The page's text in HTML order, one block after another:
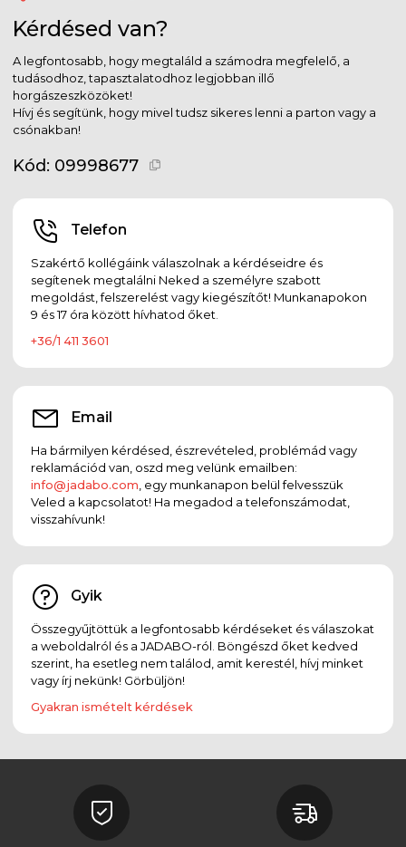
Kérdésed van?
A legfontosabb, hogy megtaláld a számodra megfelelő, a
tudásodhoz, tapasztalatodhoz legjobban illő
horgászeszközöket!
Hívj és segítünk, hogy mivel tudsz sikeres lenni a parton vagy a
csónakban!
Kód: 09998677
Telefon
Szakértő kollégáink válaszolnak a kérdéseidre és
segítenek megtalálni Neked a személyre szabott
megoldást, felszerelést vagy kiegészítőt! Munkanapokon
9 és 17 óra között hívhatod őket.
+36/1 411 3601
Email
Ha bármilyen kérdésed, észrevételed, problémád vagy
reklamációd van, oszd meg velünk emailben:
info@jadabo.com , egy munkanapon belül felvesszük
Veled a kapcsolatot! Ha megadod a telefonszámodat,
visszahívunk!
Gyik
Összegyűjtöttük a legfontosabb kérdéseket és válaszokat
a weboldalról és a JADABO-ról. Böngészd őket kedved
szerint, ha esetleg nem találod, amit kerestél, hívj minket
vagy írj nekünk! Görbüljön!
Gyakran ismételt kérdések